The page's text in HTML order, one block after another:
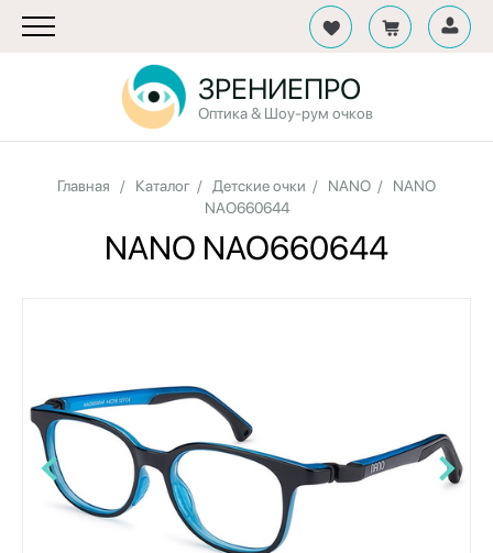
ЗРЕНИЕПРО
Оптика & Шоу-рум очков
Главная / Каталог / Детские очки / NANO / NANO
NAO660644
NANO NAO660644